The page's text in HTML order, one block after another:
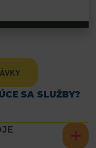
SA SLUŽBY?